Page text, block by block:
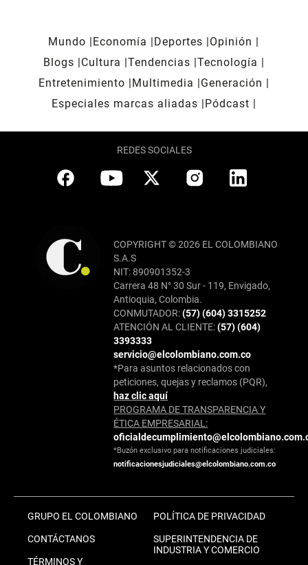
Mundo Economía Deportes
Opinión
Blogs
Cultura Tendencias Tecnología
Entretenimiento
Multimedia
Generación
Especiales marcas aliadas
Pódcast
REDES SOCIALES
COPYRIGHT © 2026 EL COLOMBIANO
S.A.S
NIT: 890901352-3
Carrera 48 N° 30 Sur - 119, Envigado,
Antioquia, Colombia.
CONMUTADOR:(57) (604) 3315252
ATENCIÓN AL CLIENTE:(57) (604)
3393333
servicio@elcolombiano.com.co
*Para asuntos relacionados con
peticiones, quejas y reclamos (PQR),
haz clic aquí
PROGRAMA DE TRANSPARENCIA Y
ÉTICA EMPRESARIAL:
*Buzón exclusivo para notificaciones judiciales:
notificacionesjudiciales@elcolombiano.com.co
GRUPO EL COLOMBIANO
CONTÁCTANOS
TÉRMINOS Y
POLÍTICA DE PRIVACIDAD
SUPERINTENDENCIA DE
INDUSTRIA Y COMERCIO